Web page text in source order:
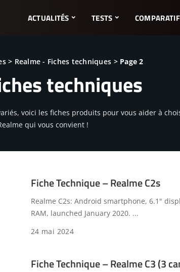
ACTUALITÉS TESTS
> Realme - Fiches techniques > Page 2
techniques
voici les fiches produits pour vous aider à
qui vous convient !
Fiche Technique – Realme C2s
Realme C2s: Android smartphone, 6.1"
RAM, launched January 2020. ...
24 mai 2024
Fiche Technique – Realme C3 (3